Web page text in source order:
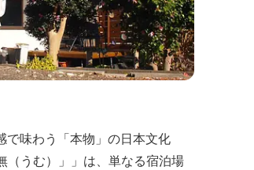
で味わう「本物」の日本文化
（うむ）」」は、単なる宿泊場